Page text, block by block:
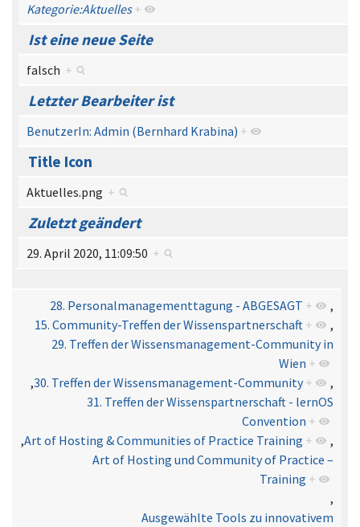
Kategorie:Aktuelles +
Ist eine neue Seite
falsch +
Letzter Bearbeiter ist
BenutzerIn: Admin (Bernhard Krabina) +
Title Icon
Aktuelles.png +
Zuletzt geändert
29. April 2020, 11:09:50 +
28. Personalmanagementtagung - ABGESAGT +
,
15. Community-Treffen der Wissenspartnerschaft +
,
29. Treffen der Wissensmanagement-Community in
Wien +
,30. Treffen der Wissensmanagement-Community+
,
31. Treffen der Wissenspartnerschaft - lernOS
Convention +
,Art of Hosting & Communities of Practice Training +
,
Art of Hosting und Community of Practice –
Training +
,
Ausgewählte Tools zu innovativem